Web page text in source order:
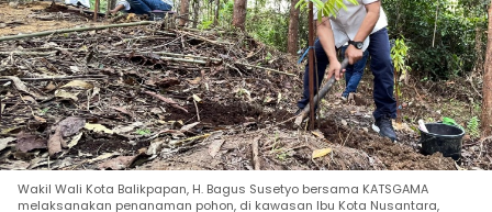
Wakil Wali Kota Balikpapan, H. Bagus Susetyo bersama KATSGAMA
melaksanakan penanaman pohon, di kawasan Ibu Kota Nusantara,